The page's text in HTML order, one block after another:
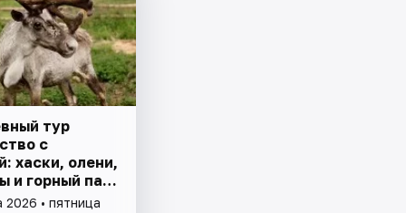
тур
с
хаски, олени,
и горный парк
2026 • пятница